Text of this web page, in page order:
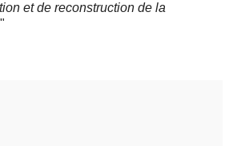
et de reconstruction de la
"